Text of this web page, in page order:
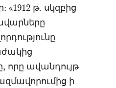
«1912 թ. սկզբից
որը ավանդույթ
ի